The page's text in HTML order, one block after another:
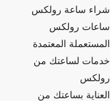
شراء ساعة رولكس
ساعات رولكس
المستعملة المعتمدة
خدمات لساعتك من
رولكس
العناية بساعتك من